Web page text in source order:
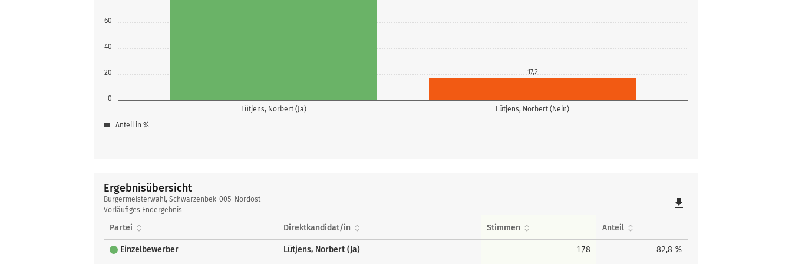
0
20
40
60
Lütjens, Norbert (Ja) Lütjens, Norbert (Nein)
17,2
Anteil in %
Ergebnisübersicht
Ergebnisübersicht
Bürgermeisterwahl, Schwarzenbek-005-Nordost
Vorläufiges Endergebnis
file_download
Partei Direktkandidat/in Stimmen Anteil
Einzelbewerber Lütjens, Norbert (Ja) 178 82,8 %